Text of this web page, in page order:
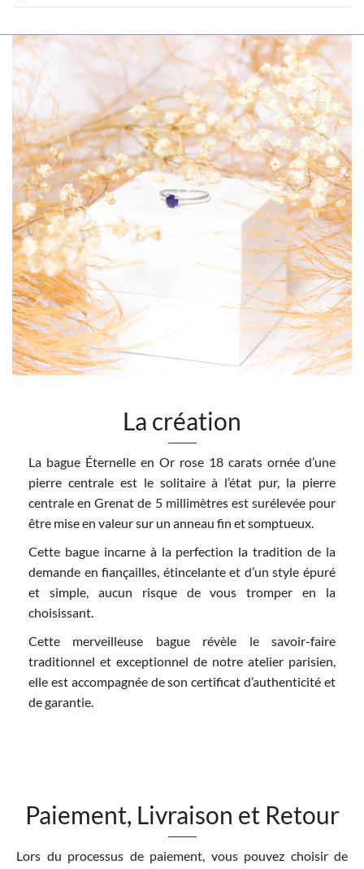
La création
La bague Éternelle en Or rose 18 carats ornée d’une
pierre centrale est le solitaire à l’état pur, la pierre
centrale en Grenat de 5 millimètres est surélevée pour
être mise en valeur sur un anneau fin et somptueux.
Cette bague incarne à la perfection la tradition de la
demande en fiançailles, étincelante et d’un style épuré
et simple, aucun risque de vous tromper en la
choisissant.
Cette merveilleuse bague révèle le savoir-faire
traditionnel et exceptionnel de notre atelier parisien,
elle est accompagnée de son certificat d’authenticité et
de garantie.
Paiement, Livraison et Retour
Lors du processus de paiement, vous pouvez choisir de